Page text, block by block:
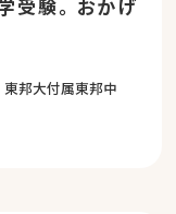
受験。 おかげ
邦大付属東邦中